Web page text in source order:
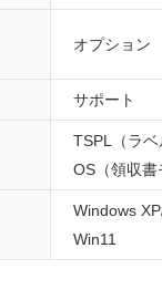
オプション
サポート
TSPL（ラ
OS（領収書
Windows
Win11